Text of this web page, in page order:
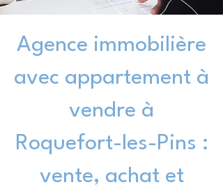
Agence immobilière
avec appartement à
vendre à
Roquefort-les-Pins :
vente, achat et